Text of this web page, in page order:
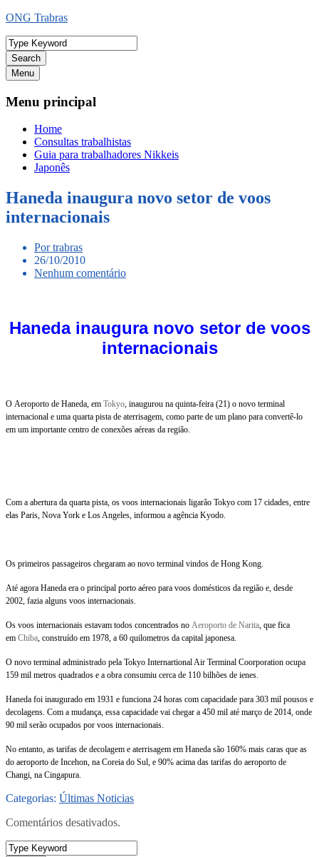
Ir
o
conteúdo
ONG Trabras
Search
Menu
Menu principal
Home
Consultas trabalhistas
Guia para trabalhadores Nikkeis
Japonês
Haneda inaugura novo setor de voos
internacionais
Por trabras
26/10/2010
Nenhum comentário
Haneda inaugura novo setor de voos
internacionais
O Aeroporto de Haneda, em Tokyo, inaugurou na quinta-feira (21) o novo terminal
internacional e uma quarta pista de aterrisagem, como parte de um plano para convertê-lo
em um importante centro de conexões aéreas da região.
Com a abertura da quarta pista, os voos internacionais ligarão Tokyo com 17 cidades, entre
elas Paris, Nova York e Los Angeles, informou a agência Kyodo.
Os primeiros passageiros chegaram ao novo terminal vindos de Hong Kong.
Até agora Haneda era o principal porto aéreo para voos domésticos da região e, desde
2002, fazia alguns voos internacionais.
Os voos internacionais estavam todos concentrados no Aeroporto de Narita, que fica
em Chiba, construído em 1978, a 60 quilometros da capital japonesa.
O novo terminal administrado pela Tokyo Internartional Air Terminal Coorporation ocupa
159 mil metros quadrados e a obra consumiu cerca de 110 bilhões de ienes.
Haneda foi inaugurado em 1931 e funciona 24 horas com capacidade para 303 mil pousos e
decolagens. Com a mudança, essa capacidade vai chegar a 450 mil até março de 2014, onde
90 mil serão ocupados por voos internacionais.
No entanto, as tarifas de decolagem e aterrisagem em Haneda são 160% mais caras que as
do aeroporto de Incehon, na Coreia do Sul, e 90% acima das tarifas do aeroporto de
Changi, na Cingapura.
Categorias: Últimas Noticias
Comentários desativados.